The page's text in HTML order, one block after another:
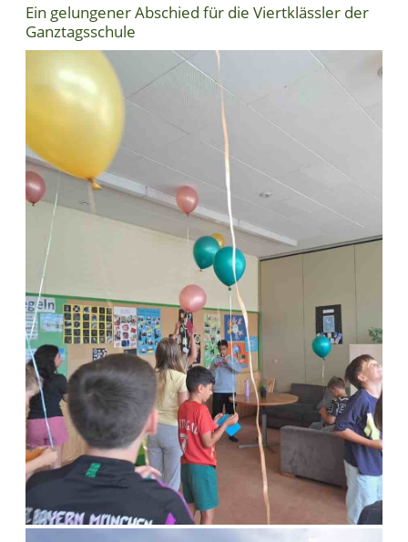
Ein gelungener Abschied für die Viertklässler der
Ganztagsschule